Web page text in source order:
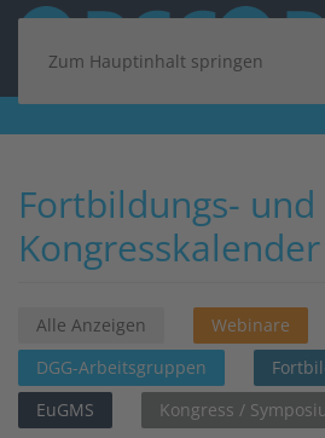
Zum Hauptinhalt springen
Fortbildungs- und
Kongresskalender
Alle Anzeigen
Webinare
DGG-Arbeitsgruppen
EuGMS
Kongress /